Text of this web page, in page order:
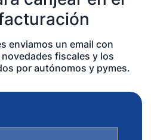
enviamos un email con
fiscales y los
por autónomos y pymes.